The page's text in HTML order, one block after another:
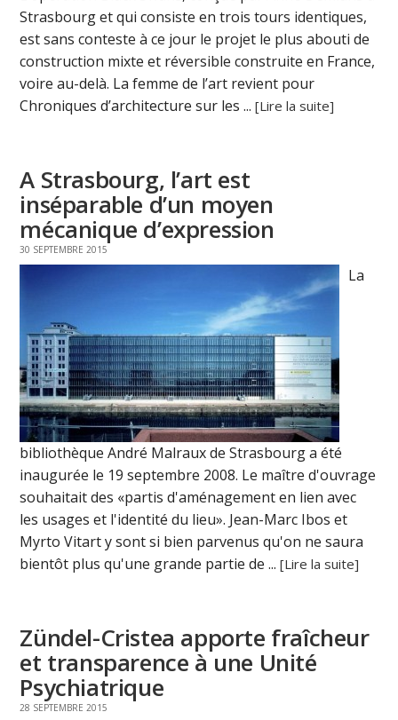
Strasbourg et qui consiste en trois tours identiques,
est sans conteste à ce jour le projet le plus abouti de
construction mixte et réversible construite en France,
voire au-delà. La femme de l’art revient pour
Chroniques d’architecture sur les ...[Lire la suite]
A Strasbourg, l’art est
inséparable d’un moyen
mécanique d’expression
30 SEPTEMBRE 2015
La
bibliothèque André Malraux de Strasbourg a été
inaugurée le 19 septembre 2008. Le maître d'ouvrage
souhaitait des «partis d'aménagement en lien avec
les usages et l'identité du lieu». Jean-Marc Ibos et
Myrto Vitart y sont si bien parvenus qu'on ne saura
bientôt plus qu'une grande partie de ...[Lire la suite]
Zündel-Cristea apporte fraîcheur
et transparence à une Unité
Psychiatrique
28 SEPTEMBRE 2015